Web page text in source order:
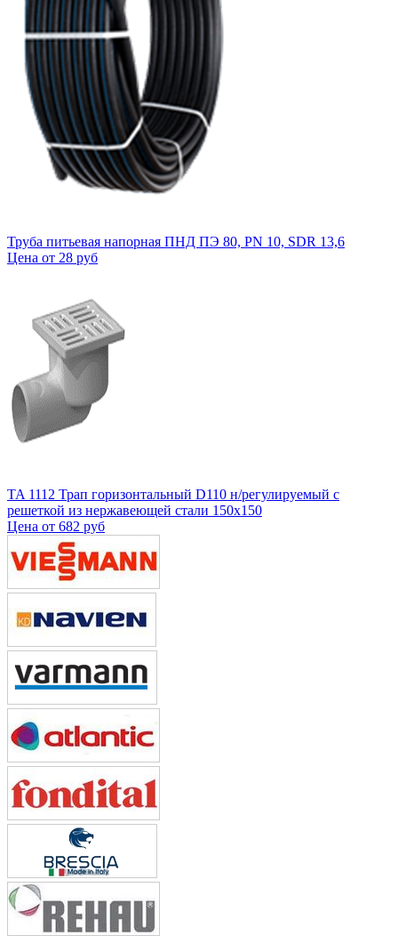
Труба питьевая напорная ПНД ПЭ 80, PN 10, SDR 13,6
Цена от 28 руб
TA 1112 Трап горизонтальный D110 н/регулируемый с
решеткой из нержавеющей стали 150x150
Цена от 682 руб